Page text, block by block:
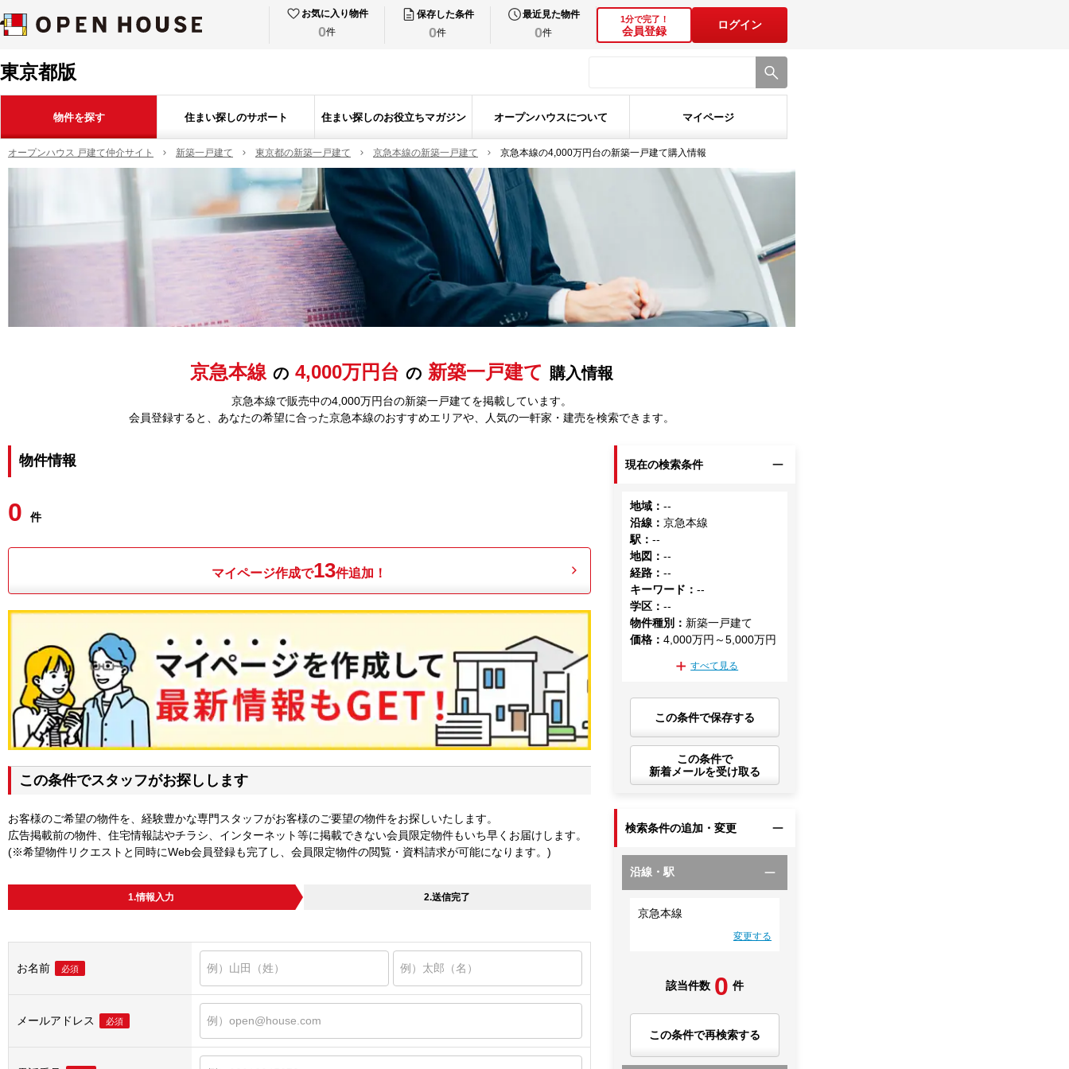
お気に入り物件
0件
保存した条件
0件
最近見た物件
0件
1分で完了！
会員登録
ログイン
東京都版
物件を探す 住まい探しのサポート 住まい探しのお役立ちマガジン オープンハウスについて マイページ
オープンハウス 戸建て仲介サイト 新築一戸建て 東京都の新築一戸建て 京急本線の新築一戸建て 京急本線の4,000万円台の新築一戸建て購入情報
京急本線 の 4,000万円台 の 新築一戸建て 購入情報
京急本線で販売中の4,000万円台の新築一戸建てを掲載しています。
会員登録すると、あなたの希望に合った京急本線のおすすめエリアや、人気の一軒家・建売を検索できます。
物件情報
0 件
マイページ作成で13件追加！
この条件でスタッフがお探しします
お客様のご希望の物件を、経験豊かな専門スタッフがお客様のご要望の物件をお探しいたします。
広告掲載前の物件、住宅情報誌やチラシ、インターネット等に掲載できない会員限定物件もいち早くお届けします。
(※希望物件リクエストと同時にWeb会員登録も完了し、会員限定物件の閲覧・資料請求が可能になります。)
1.情報入力 2.送信完了
お名前 必須
メールアドレス 必須
現在の検索条件
地域 ：--
沿線 ：京急本線
駅 ：--
地図 ：--
経路 ：--
キーワード ：--
学区 ：--
物件種別 ： 新築一戸建て
価格 ：4,000万円～5,000万円
すべて見る
この条件で保存する
この条件で
新着メールを受け取る
検索条件の追加・変更
沿線・駅
京急本線
変更する
該当件数 0 件
この条件で再検索する